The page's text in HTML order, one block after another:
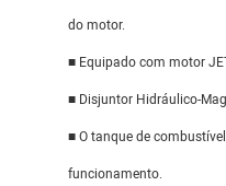
do motor.
■ Equipado com motor
■ Disjuntor Hidráulico-
■ O tanque de
funcionamento.